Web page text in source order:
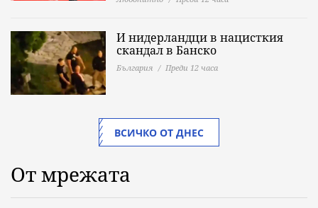
И нидерландци в нацисткия
скандал в Банско
България Преди 12 часа
ВСИЧКО ОТ ДНЕС
От мрежата